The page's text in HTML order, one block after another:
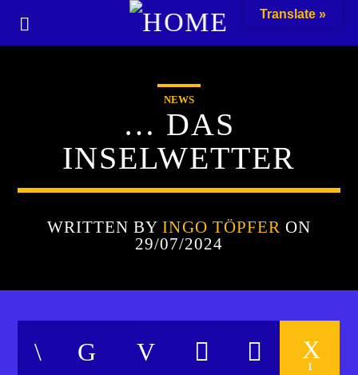
NEWS
… DAS
INSELWETTER
WRITTEN BYINGO TÖPFER ON
29/07/2024
1
Translate »